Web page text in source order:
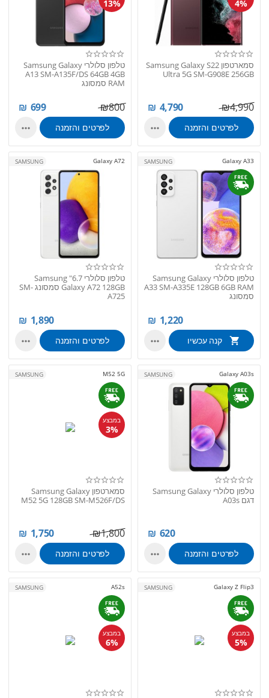
4%
סמארטפון Samsung Galaxy S22
Ultra 5G SM-G908E 256GB
4,990
₪
4,790
₪
לפרטים והזמנה 
13%
טלפון סלולרי Samsung Galaxy
A13 SM-A135F/DS 64GB 4GB
RAM סמסונג
800
₪
699
₪
לפרטים והזמנה 
Galaxy A33
SAMSUNG
טלפון סלולרי Samsung Galaxy
A33 SM-A335E 128GB 6GB RAM
סמסונג
1,220
₪
קנה עכשיו 
Galaxy A72
SAMSUNG
טלפון סלולרי 6.7" Samsung
Galaxy A72 128GB סמסונג SM-
A725
1,890
₪
לפרטים והזמנה 
Galaxy A03s
SAMSUNG
טלפון סלולרי Samsung Galaxy
דגם A03s
620
₪
לפרטים והזמנה 
M52 5G
במבצע
3%
SAMSUNG
סמארטפון Samsung Galaxy
M52 5G 128GB SM-M526F/DS
1,800
₪
1,750
₪
לפרטים והזמנה 
Galaxy Z Flip3
במבצע
5%
SAMSUNG
A52s
במבצע
6%
SAMSUNG